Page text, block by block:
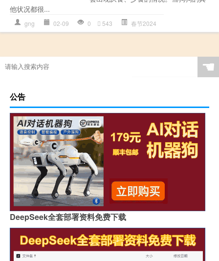
他状况都很...
gng 02-09 0 543 春节2024
☚
公告
DeepSeek全套部署资料免费下载